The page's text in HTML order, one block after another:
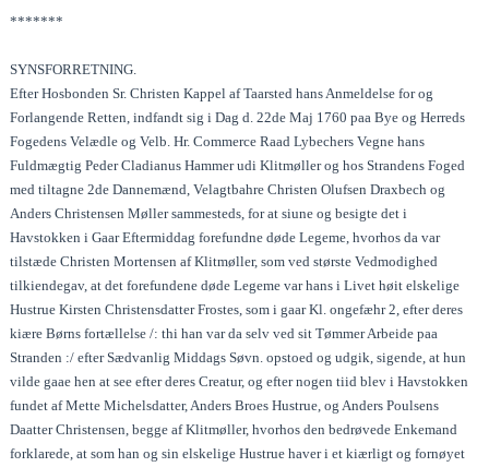
*******
SYNSFORRETNING.
Efter Hosbonden Sr. Christen Kappel af Taarsted hans Anmeldelse for og
Forlangende Retten, indfandt sig i Dag d. 22de Maj 1760 paa Bye og Herreds
Fogedens Velædle og Velb. Hr. Commerce Raad Lybechers Vegne hans
Fuldmægtig Peder Cladianus Hammer udi Klitmøller og hos Strandens Foged
med tiltagne 2de Dannemænd, Velagtbahre Christen Olufsen Draxbech og
Anders Christensen Møller sammesteds, for at siune og besigte det i
Havstokken i Gaar Eftermiddag forefundne døde Legeme, hvorhos da var
tilstæde Christen Mortensen af Klitmøller, som ved største Vedmodighed
tilkiendegav, at det forefundene døde Legeme var hans i Livet høit elskelige
Hustrue Kirsten Christensdatter Frostes, som i gaar Kl. ongefæhr 2, efter deres
kiære Børns fortællelse /: thi han var da selv ved sit Tømmer Arbeide paa
Stranden :/ efter Sædvanlig Middags Søvn. opstoed og udgik, sigende, at hun
vilde gaae hen at see efter deres Creatur, og efter nogen tiid blev i Havstokken
fundet af Mette Michelsdatter, Anders Broes Hustrue, og Anders Poulsens
Daatter Christensen, begge af Klitmøller, hvorhos den bedrøvede Enkemand
forklarede, at som han og sin elskelige Hustrue haver i et kiærligt og fornøyet